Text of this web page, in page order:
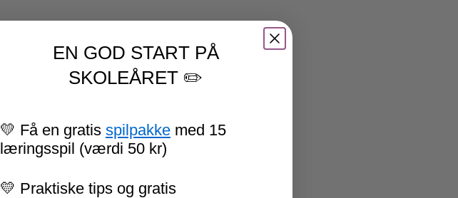
EN GOD START PÅ
SKOLEÅRET ✏️
💛 Få en gratis spilpakke med 15
læringsspil (værdi 50 kr)
💛 Praktiske tips og gratis